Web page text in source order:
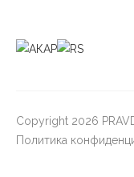
Copyright 2026
Политика